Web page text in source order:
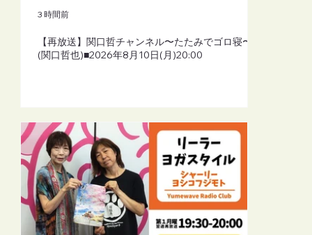
(月)19:30
【再放送】関口哲チャンネル〜たたみでゴロ寝〜
(関口哲也)■2026年8月10日(月)20:00
3 時間前